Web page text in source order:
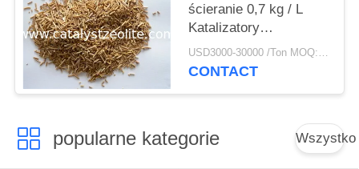
ścieranie 0,7 kg / L
Katalizatory
hydroprocesorowe
USD3000-30000 /Ton MOQ:1 KG
CONTACT
popularne kategorie Wszystko